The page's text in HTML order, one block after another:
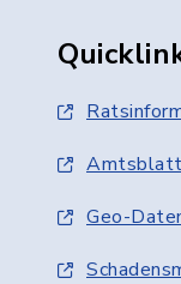
Amtsblatt
Geo-